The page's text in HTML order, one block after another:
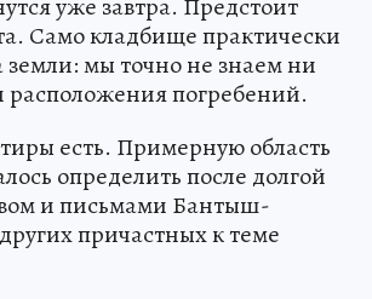
уже завтра. Предстоит
Само кладбище практически
земли: мы точно не знаем ни
расположения погребений.
есть. Примерную область
определить после долгой
и письмами Бантыш-
причастных к теме